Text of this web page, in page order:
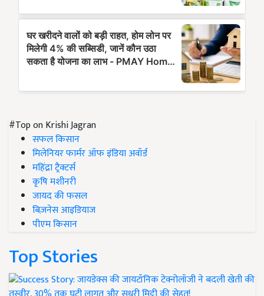
#Top on Krishi Jagran
सफल किसान
मिलेनियर फार्मर ऑफ इंडिया अवॉर्ड
महिंद्रा ट्रैक्टर्स
कृषि मशीनरी
जायद की फसल
बिज़नेस आइडियाज
पीएम किसान
Top Stories